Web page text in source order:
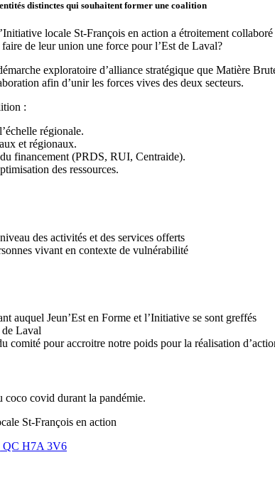
distinctes qui souhaitent former une coalition
locale St-François en action a étroitement
de leur union une force pour l’Est de Laval?
exploratoire d’alliance stratégique que Matière
afin d’unir les forces vives des deux secteurs.
:
régionale.
et régionaux.
financement (PRDS, RUI, Centraide).
des ressources.
des activités et des services offerts
vivant en contexte de vulnérabilité
auquel Jeun’Est en Forme et l’Initiative se sont greffés
de Laval
comité pour accroitre notre poids pour la réalisation
coco covid durant la pandémie.
St-François en action
QC H7A 3V6